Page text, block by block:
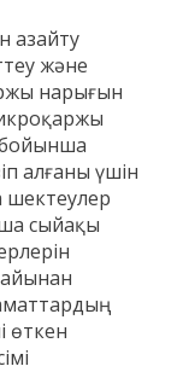
азайту
және
нарығын
алғаны үшін
сыйақы
өткен